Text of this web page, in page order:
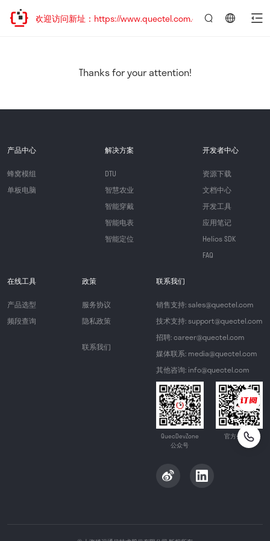
迁移，欢迎访问新址：https://www.quectel.com.cn
Thanks for your attention!
产品中心
蜂窝模组
单板电脑
解决方案
DTU
智慧农业
智能穿戴
智能电表
智能定位
开发者中心
资源下载
文档中心
开发工具
应用笔记
Helios SDK
FAQ
在线工具
产品选型
频段查询
政策
服务协议
隐私政策
联系我们
联系我们
销售支持: sales@quectel.com
技术支持: support@quectel.com
招聘: career@quectel.com
媒体联系: media@quectel.com
其他咨询: info@quectel.com
QuecDevZone
公众号
官方公众号